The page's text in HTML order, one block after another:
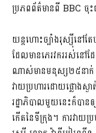
ប្រភពព័ត៌មានពី BBC ចុ
យន្តហោះច្បាំងរុស្ស៊ីនៅតែ
ដែលមានភេរវកររស់នៅ
ណាស់មានមនុស្ស២៥នាក់ និង
វាយប្រហារដោយផ្លោងស្
រដ្ឋាភិបាលមួយនេះក៏បា
កើតនៃទីក្រុង។ ការវាយ